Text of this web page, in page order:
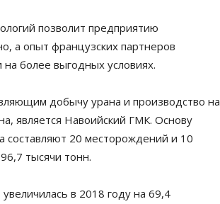
позволит предприятию
а опыт французских партнеров
более выгодных условиях.
добычу урана и производство на
является Навоийский ГМК. Основу
составляют 20 месторождений и 10
тысячи тонн.
в 2018 году на 69,4